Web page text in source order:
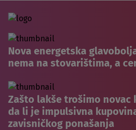
Nova energetska
nema na stovarištima, a
Zašto lakše trošimo novac
da li je impulsivna
zavisničkog ponašanja